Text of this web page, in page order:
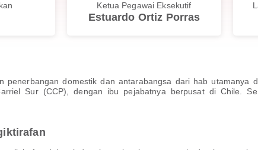
Ketua Pegawai Eksekutif
Estuardo Ortiz Porras
penerbangan domestik dan antarabangsa dari hab
Sur (CCP), dengan ibu pejabatnya berpusat di Chile.